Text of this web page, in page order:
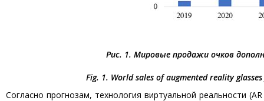
Рис. 1. Мировые продажи очков
Fig. 1. World sales of augmented reality
Согласно прогнозам, технология виртуальной реальности